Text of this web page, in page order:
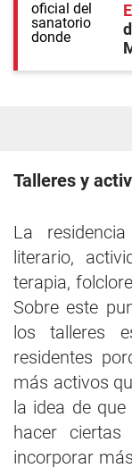
Talleres y
La
literario,
terapia,
Sobre este
los talleres
residentes
más activos
la idea de
hacer
incorporar